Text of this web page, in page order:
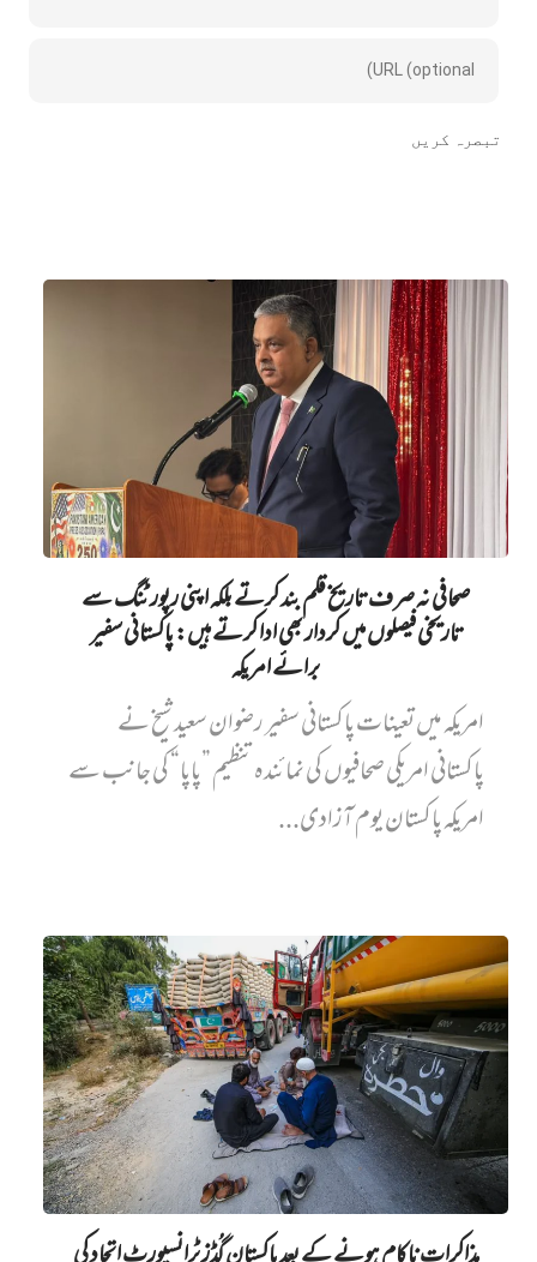
صحافی نہ صرف تاریخ قلم بند کرتے بلکہ اپنی رپورٹنگ سے
تاریخی فیصلوں میں کردار بھی ادا کرتے ہیں: پاکستانی سفیر
برائے امریکہ
امریکہ میں تعینات پاکستانی سفیر رضوان سعید شیخ نے
پاکستانی امریکی صحافیوں کی نمائندہ تنظیم ”پاپا“ کی جانب سے
امریکہ پاکستان یوم آزادی...